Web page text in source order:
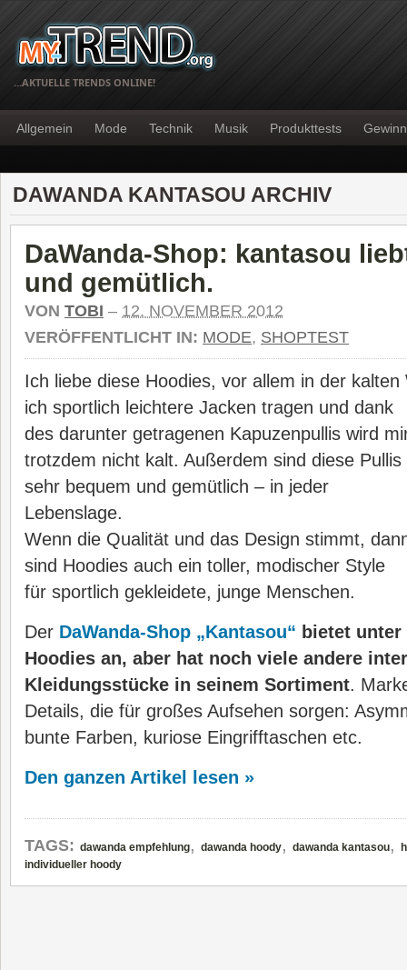
…AKTUELLE TRENDS ONLINE!
Allgemein Mode Technik Musik Produkttests
DAWANDA KANTASOU ARCHIV
DaWanda-Shop: kantasou
und gemütlich.
VON TOBI – 12. NOVEMBER 2012
VERÖFFENTLICHT IN: MODE, SHOPTEST
Ich liebe diese Hoodies, vor allem in der
ich sportlich leichtere Jacken tragen und dank
des darunter getragenen Kapuzenpullis wird
trotzdem nicht kalt. Außerdem sind diese Pullis
sehr bequem und gemütlich – in jeder
Lebenslage.
Wenn die Qualität und das Design stimmt,
sind Hoodies auch ein toller, modischer Style
für sportlich gekleidete, junge Menschen.
Der DaWanda-Shop „Kantasou“ bietet
Hoodies an, aber hat noch viele andere
Kleidungsstücke in seinem Sortiment.
Details, die für großes Aufsehen sorgen:
bunte Farben, kuriose Eingrifftaschen etc.
Den ganzen Artikel lesen »
TAGS: dawanda empfehlung, dawanda hoody, dawanda kantasou,
individueller hoody